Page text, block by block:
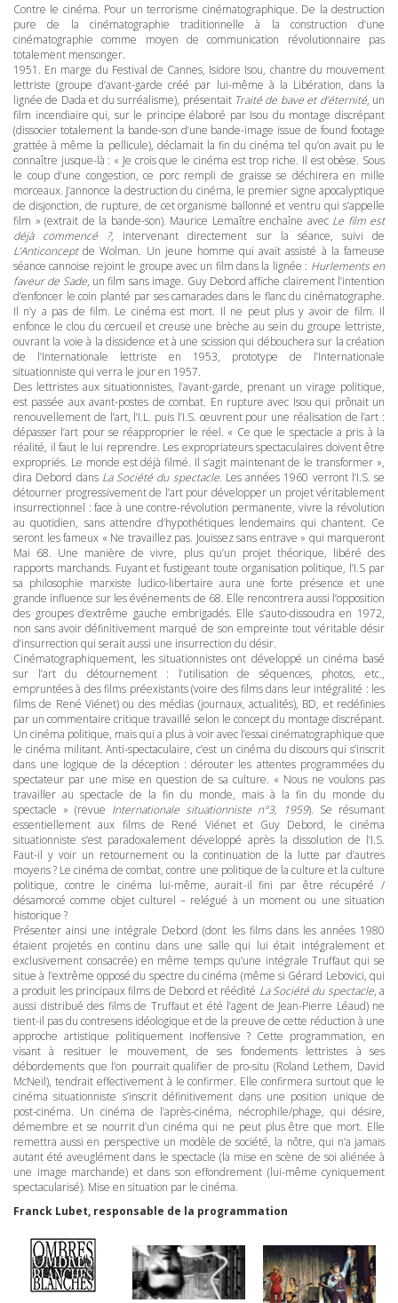
Contre le cinéma. Pour un terrorisme cinématographique. De la destruction
pure de la cinématographie traditionnelle à la construction d’une
cinématographie comme moyen de communication révolutionnaire pas
totalement mensonger.
1951. En marge du Festival de Cannes, Isidore Isou, chantre du mouvement
lettriste (groupe d’avant-garde créé par lui-même à la Libération, dans la
lignée de Dada et du surréalisme), présentait Traité de bave et d’éternité, un
film incendiaire qui, sur le principe élaboré par Isou du montage discrépant
(dissocier totalement la bande-son d’une bande-image issue de found footage
grattée à même la pellicule), déclamait la fin du cinéma tel qu’on avait pu le
connaître jusque-là : « Je crois que le cinéma est trop riche. Il est obèse. Sous
le coup d’une congestion, ce porc rempli de graisse se déchirera en mille
morceaux. J’annonce la destruction du cinéma, le premier signe apocalyptique
de disjonction, de rupture, de cet organisme ballonné et ventru qui s’appelle
film » (extrait de la bande-son). Maurice Lemaître enchaîne avec Le film est
déjà commencé ?, intervenant directement sur la séance, suivi de
L’Anticonceptde Wolman. Un jeune homme qui avait assisté à la fameuse
séance cannoise rejoint le groupe avec un film dans la lignée : Hurlements en
faveur de Sade, un film sans image. Guy Debord affiche clairement l’intention
d’enfoncer le coin planté par ses camarades dans le flanc du cinématographe.
Il n’y a pas de film. Le cinéma est mort. Il ne peut plus y avoir de film. Il
enfonce le clou du cercueil et creuse une brèche au sein du groupe lettriste,
ouvrant la voie à la dissidence et à une scission qui débouchera sur la création
de l’Internationale lettriste en 1953, prototype de l’Internationale
situationniste qui verra le jour en 1957.
Des lettristes aux situationnistes, l’avant-garde, prenant un virage politique,
est passée aux avant-postes de combat. En rupture avec Isou qui prônait un
renouvellement de l’art, l’I.L. puis l’I.S. œuvrent pour une réalisation de l’art :
dépasser l’art pour se réapproprier le réel. « Ce que le spectacle a pris à la
réalité, il faut le lui reprendre. Les expropriateurs spectaculaires doivent être
expropriés. Le monde est déjà filmé. Il s’agit maintenant de le transformer »,
dira Debord dans La Société du spectacle. Les années 1960 verront l’I.S. se
détourner progressivement de l’art pour développer un projet véritablement
insurrectionnel : face à une contre-révolution permanente, vivre la révolution
au quotidien, sans attendre d’hypothétiques lendemains qui chantent. Ce
seront les fameux « Ne travaillez pas. Jouissez sans entrave » qui marqueront
Mai 68. Une manière de vivre, plus qu’un projet théorique, libéré des
rapports marchands. Fuyant et fustigeant toute organisation politique, l’I.S par
sa philosophie marxiste ludico-libertaire aura une forte présence et une
grande influence sur les événements de 68. Elle rencontrera aussi l’opposition
des groupes d’extrême gauche embrigadés. Elle s’auto-dissoudra en 1972,
non sans avoir définitivement marqué de son empreinte tout véritable désir
d’insurrection qui serait aussi une insurrection du désir.
Cinématographiquement, les situationnistes ont développé un cinéma basé
sur l’art du détournement : l’utilisation de séquences, photos, etc.,
empruntées à des films préexistants (voire des films dans leur intégralité : les
films de René Viénet) ou des médias (journaux, actualités), BD, et redéfinies
par un commentaire critique travaillé selon le concept du montage discrépant.
Un cinéma politique, mais qui a plus à voir avec l’essai cinématographique que
le cinéma militant. Anti-spectaculaire, c’est un cinéma du discours qui s’inscrit
dans une logique de la déception : dérouter les attentes programmées du
spectateur par une mise en question de sa culture. « Nous ne voulons pas
travailler au spectacle de la fin du monde, mais à la fin du monde du
spectacle » (revue Internationale situationniste n°3, 1959). Se résumant
essentiellement aux films de René Viénet et Guy Debord, le cinéma
situationniste s’est paradoxalement développé après la dissolution de l’I.S.
Faut-il y voir un retournement ou la continuation de la lutte par d’autres
moyens ? Le cinéma de combat, contre une politique de la culture et la culture
politique, contre le cinéma lui-même, aurait-il fini par être récupéré /
désamorcé comme objet culturel – relégué à un moment ou une situation
historique ?
Présenter ainsi une intégrale Debord (dont les films dans les années 1980
étaient projetés en continu dans une salle qui lui était intégralement et
exclusivement consacrée) en même temps qu’une intégrale Truffaut qui se
situe à l’extrême opposé du spectre du cinéma (même si Gérard Lebovici, qui
a produit les principaux films de Debord et réédité La Société du spectacle, a
aussi distribué des films de Truffaut et été l’agent de Jean-Pierre Léaud) ne
tient-il pas du contresens idéologique et de la preuve de cette réduction à une
approche artistique politiquement inoffensive ? Cette programmation, en
visant à resituer le mouvement, de ses fondements lettristes à ses
débordements que l’on pourrait qualifier de pro-situ (Roland Lethem, David
McNeil), tendrait effectivement à le confirmer. Elle confirmera surtout que le
cinéma situationniste s’inscrit définitivement dans une position unique de
post-cinéma. Un cinéma de l’après-cinéma, nécrophile/phage, qui désire,
démembre et se nourrit d’un cinéma qui ne peut plus être que mort. Elle
remettra aussi en perspective un modèle de société, la nôtre, qui n’a jamais
autant été aveuglément dans le spectacle (la mise en scène de soi aliénée à
une image marchande) et dans son effondrement (lui-même cyniquement
spectacularisé). Mise en situation par le cinéma.
Franck Lubet, responsable de la programmation